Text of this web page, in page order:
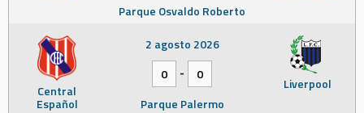
Parque Osvaldo Roberto
Central
Español
Liverpool
2 agosto 2026
0
-
0
Parque Palermo